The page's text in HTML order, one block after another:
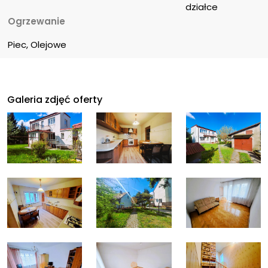
działce
Ogrzewanie
Piec, Olejowe
Galeria zdjęć oferty